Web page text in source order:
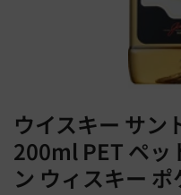
ウイスキー サン
200ml PET ペッ
ン ウィスキー